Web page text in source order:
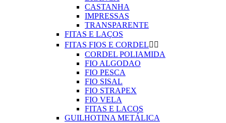
CASTANHA
IMPRESSAS
TRANSPARENTE
FITAS E LAÇOS
FITAS FIOS E CORDEL 
CORDEL POLIAMIDA
FIO ALGODAO
FIO PESCA
FIO SISAL
FIO STRAPEX
FIO VELA
FITAS E LACOS
GUILHOTINA METÁLICA